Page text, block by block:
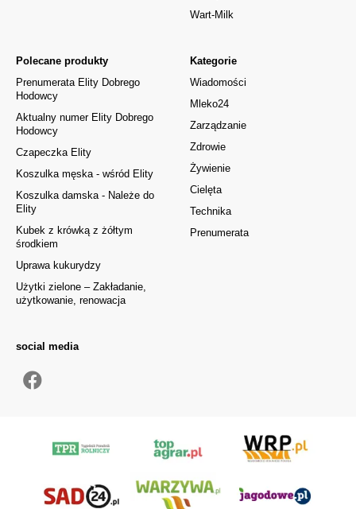
Kategorie
Wiadomości
Mleko24
Zarządzanie
Zdrowie
Żywienie
Cielęta
Technika
Prenumerata
Polecane produkty
Prenumerata Elity Dobrego
Hodowcy
Aktualny numer Elity Dobrego
Hodowcy
Czapeczka Elity
Koszulka męska - wśród Elity
Koszulka damska - Należe do
Elity
Kubek z krówką z żółtym
środkiem
Uprawa kukurydzy
Użytki zielone – Zakładanie,
użytkowanie, renowacja
Wart-Milk
social media